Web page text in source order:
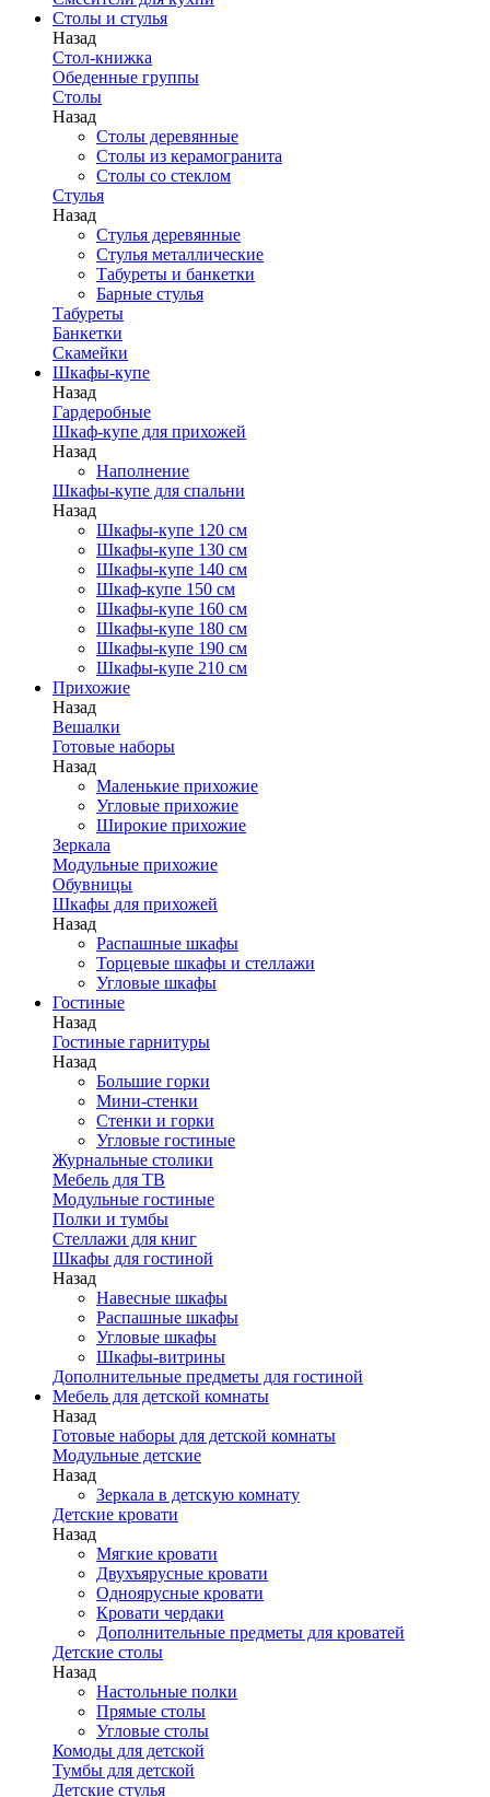
Столы и стулья
Назад
Стол-книжка
Обеденные группы
Столы
Назад
Столы деревянные
Столы из керамогранита
Столы со стеклом
Стулья
Назад
Стулья деревянные
Стулья металлические
Табуреты и банкетки
Барные стулья
Табуреты
Банкетки
Скамейки
Шкафы-купе
Назад
Гардеробные
Шкаф-купе для прихожей
Назад
Наполнение
Шкафы-купе для спальни
Назад
Шкафы-купе 120 см
Шкафы-купе 130 см
Шкафы-купе 140 см
Шкаф-купе 150 см
Шкафы-купе 160 см
Шкафы-купе 180 см
Шкафы-купе 190 см
Шкафы-купе 210 см
Прихожие
Назад
Вешалки
Готовые наборы
Назад
Маленькие прихожие
Угловые прихожие
Широкие прихожие
Зеркала
Модульные прихожие
Обувницы
Шкафы для прихожей
Назад
Распашные шкафы
Торцевые шкафы и стеллажи
Угловые шкафы
Гостиные
Назад
Гостиные гарнитуры
Назад
Большие горки
Мини-стенки
Стенки и горки
Угловые гостиные
Журнальные столики
Мебель для ТВ
Модульные гостиные
Полки и тумбы
Стеллажи для книг
Шкафы для гостиной
Назад
Навесные шкафы
Распашные шкафы
Угловые шкафы
Шкафы-витрины
Дополнительные предметы для гостиной
Мебель для детской комнаты
Назад
Готовые наборы для детской комнаты
Модульные детские
Назад
Зеркала в детскую комнату
Детские кровати
Назад
Мягкие кровати
Двухъярусные кровати
Одноярусные кровати
Кровати чердаки
Дополнительные предметы для кроватей
Детские столы
Назад
Настольные полки
Прямые столы
Угловые столы
Комоды для детской
Тумбы для детской
Детские стулья